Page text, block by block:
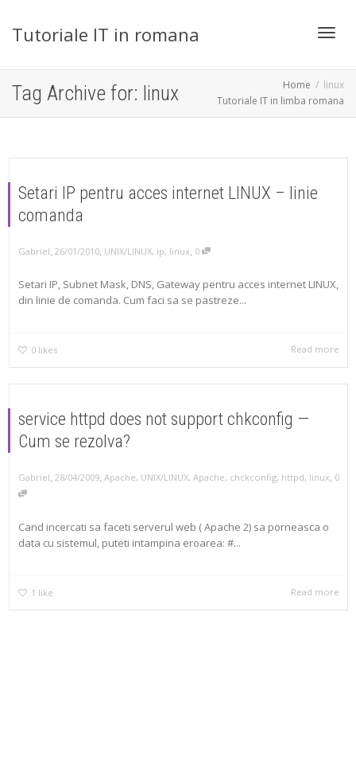
Tutoriale IT in romana
Tag Archive for: linux Home
linux
Tutoriale IT in limba romana
Setari IP pentru acces internet LINUX – linie
comanda
Gabriel, 26/01/2010, UNIX/LINUX, ip, linux, 0
Setari IP, Subnet Mask, DNS, Gateway pentru acces internet LINUX,
din linie de comanda. Cum faci sa se pastreze...
0 likes Read more
service httpd does not support chkconfig —
Cum se rezolva?
Gabriel, 28/04/2009, Apache, UNIX/LINUX, Apache, chckconfig, httpd, linux, 0
Cand incercati sa faceti serverul web ( Apache 2) sa porneasca o
data cu sistemul, puteti intampina eroarea: #...
1 like Read more